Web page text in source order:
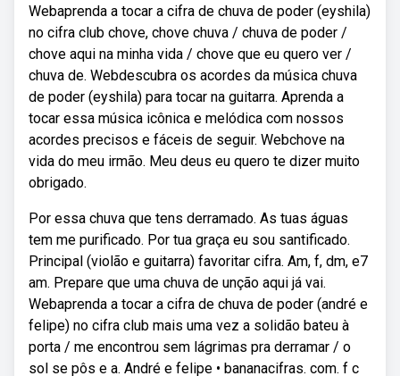
Webaprenda a tocar a cifra de chuva de poder (eyshila)
no cifra club chove, chove chuva / chuva de poder /
chove aqui na minha vida / chove que eu quero ver /
chuva de. Webdescubra os acordes da música chuva
de poder (eyshila) para tocar na guitarra. Aprenda a
tocar essa música icônica e melódica com nossos
acordes precisos e fáceis de seguir. Webchove na
vida do meu irmão. Meu deus eu quero te dizer muito
obrigado.
Por essa chuva que tens derramado. As tuas águas
tem me purificado. Por tua graça eu sou santificado.
Principal (violão e guitarra) favoritar cifra. Am, f, dm, e7
am. Prepare que uma chuva de unção aqui já vai.
Webaprenda a tocar a cifra de chuva de poder (andré e
felipe) no cifra club mais uma vez a solidão bateu à
porta / me encontrou sem lágrimas pra derramar / o
sol se pôs e a. André e felipe • bananacifras. com. f c